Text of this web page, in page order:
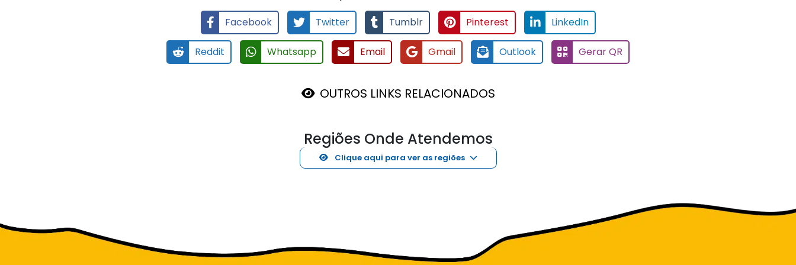
Facebook
Twitter Tumblr Pinterest LinkedIn
Reddit Whatsapp Email Gmail Outlook Gerar QR
OUTROS LINKS RELACIONADOS
Regiões Onde Atendemos
Clique aqui para ver as regiões